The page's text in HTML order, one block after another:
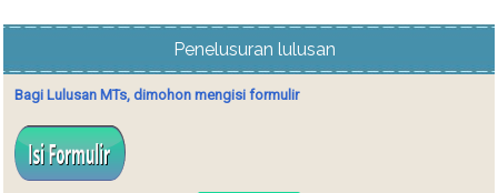
Penelusuran lulusan
Bagi Lulusan MTs, dimohon mengisi formulir